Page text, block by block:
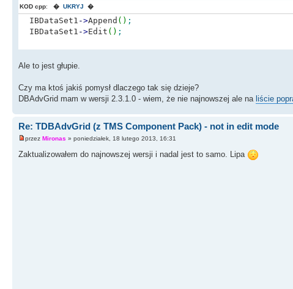
KOD cpp: � UKRYJ �
IBDataSet1 ->Append ( ) ;
IBDataSet1 ->Edit ( ) ;
Ale to jest głupie.
Czy ma ktoś jakiś pomysł dlaczego tak się dzieje?
DBAdvGrid mam w wersji 2.3.1.0 - wiem, że nie najnowszej ale na liście
Re: TDBAdvGrid (z TMS Component Pack) - not in edit mode
przez Mironas » poniedziałek, 18 lutego 2013, 16:31
Zaktualizowałem do najnowszej wersji i nadal jest to samo. Lipa